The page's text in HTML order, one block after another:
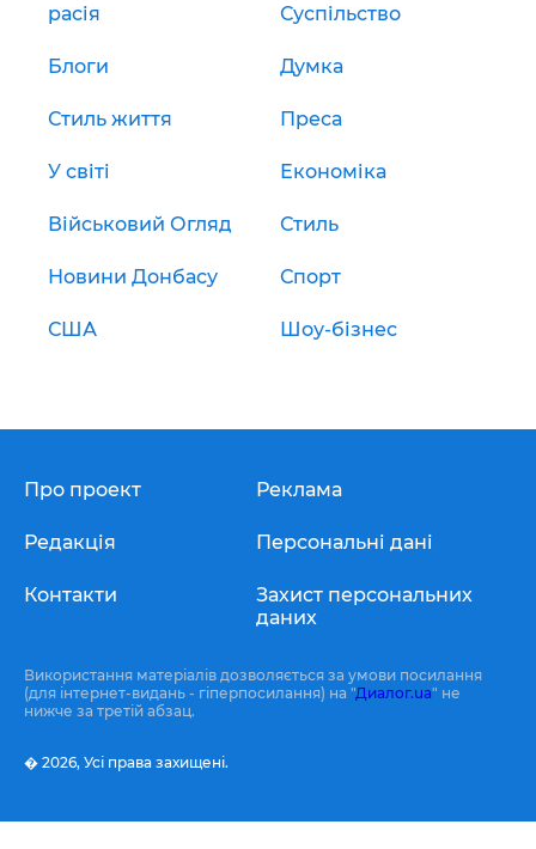
расія Суспільство
Блоги Думка
Стиль життя Преса
У світі Економіка
Військовий Огляд Стиль
Новини Донбасу Спорт
США Шоу-бізнес
Про проект
Редакція
Контакти
Реклама
Персональні дані
Захист персональних
даних
Використання матеріалів дозволяється за умови посилання
(для інтернет-видань - гіперпосилання) на "Диалог.ua" не
нижче за третій абзац.
� 2026, Усі права захищені.